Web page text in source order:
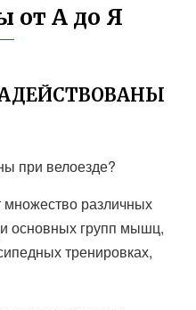
от А до Я
при велоезде?
различных
основных групп мышц,
тренировках,